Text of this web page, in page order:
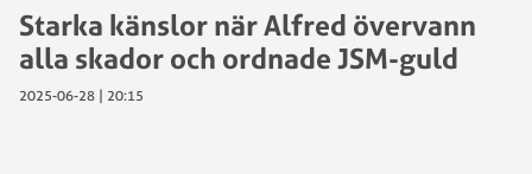
Starka känslor när Alfred övervann
alla skador och ordnade JSM-guld
2025-06-28 | 20:15